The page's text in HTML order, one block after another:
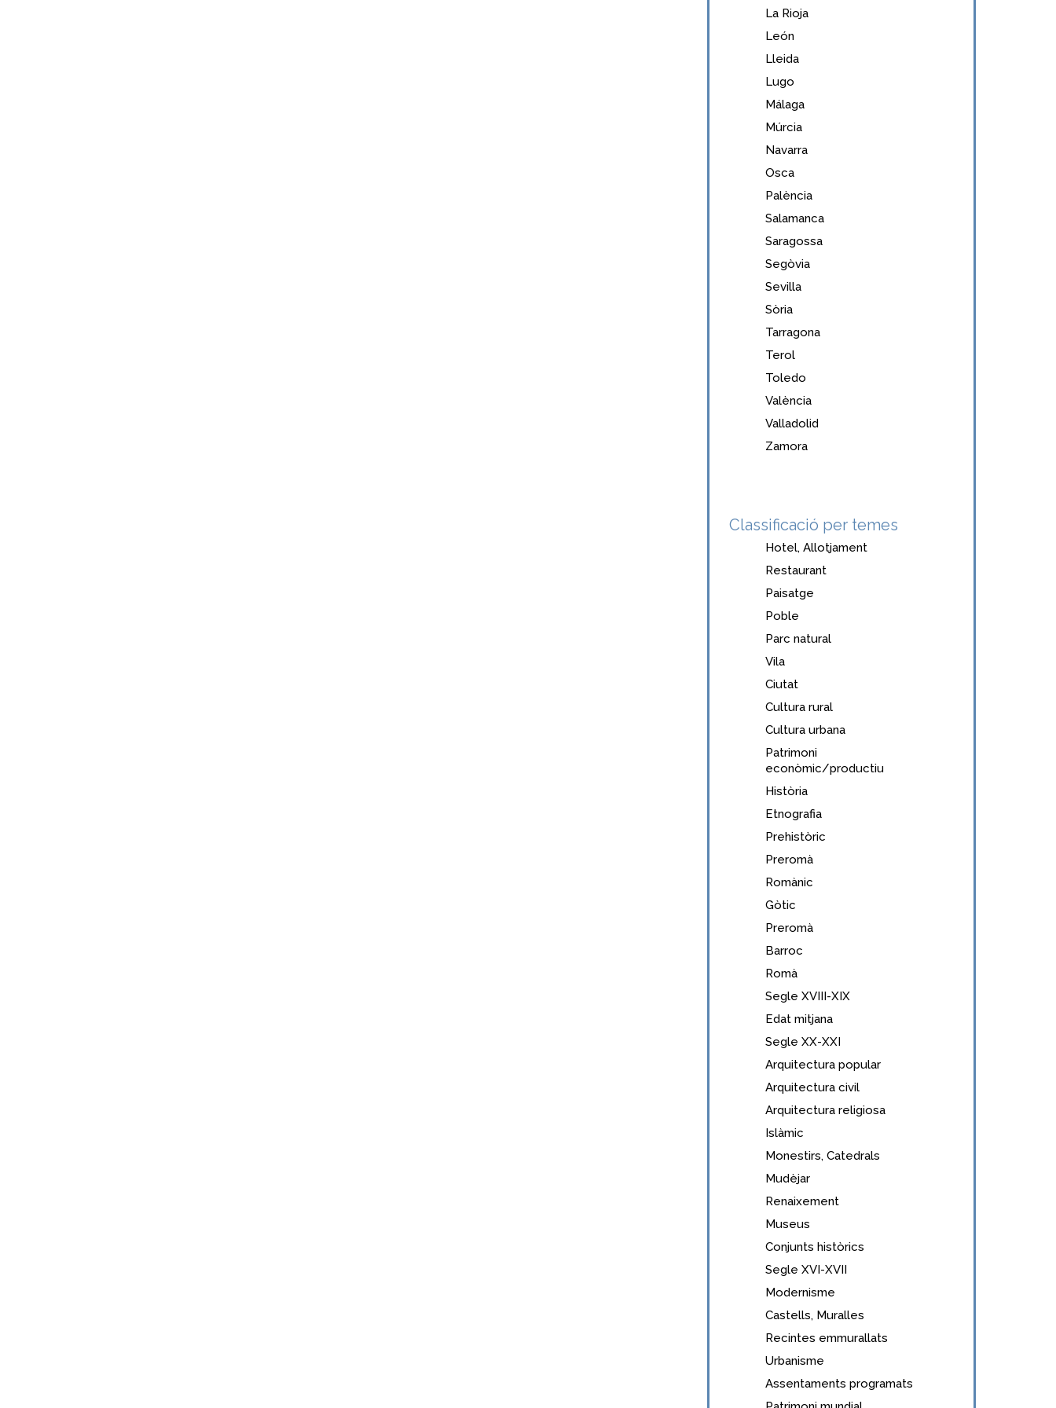
La Rioja
León
Lleida
Lugo
Málaga
Múrcia
Navarra
Osca
Palència
Salamanca
Saragossa
Segòvia
Sevilla
Sòria
Tarragona
Terol
Toledo
València
Valladolid
Zamora
Classificació per temes
Hotel, Allotjament
Restaurant
Paisatge
Poble
Parc natural
Vila
Ciutat
Cultura rural
Cultura urbana
Patrimoni
econòmic/productiu
Història
Etnografia
Prehistòric
Preromà
Romànic
Gòtic
Preromà
Barroc
Romà
Segle XVIII-XIX
Edat mitjana
Segle XX-XXI
Arquitectura popular
Arquitectura civil
Arquitectura religiosa
Islàmic
Monestirs, Catedrals
Mudèjar
Renaixement
Museus
Conjunts històrics
Segle XVI-XVII
Modernisme
Castells, Muralles
Recintes emmurallats
Urbanisme
Assentaments programats